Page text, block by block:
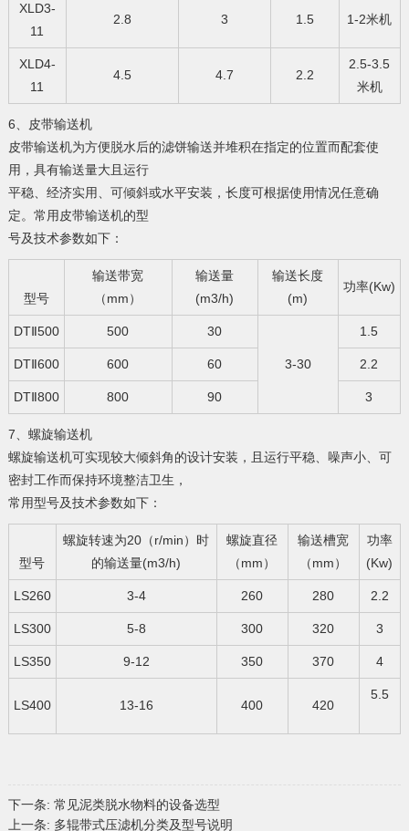
XLD3-
11
2.8 3 1.5 1-2米机
XLD4-
11
4.5 4.7 2.2
2.5-3.5
米机
6、皮带输送机
皮带输送机为方便脱水后的滤饼输送并堆积在指定的位置而配套使
用，具有输送量大且运行
平稳、经济实用、可倾斜或水平安装，长度可根据使用情况任意确
定。常用皮带输送机的型
号及技术参数如下：
型号
输送带宽
（mm）
输送量
(m3/h)
输送长度
(m)
功率(Kw)
DTⅡ500 500 30
3-30
1.5
DTⅡ600 600 60 2.2
DTⅡ800 800 90 3
7、螺旋输送机
螺旋输送机可实现较大倾斜角的设计安装，且运行平稳、噪声小、可
密封工作而保持环境整洁卫生，
常用型号及技术参数如下：
型号
螺旋转速为20（r/min）时
的输送量(m3/h)
螺旋直径
（mm）
输送槽宽
（mm）
功率
(Kw)
LS260 3-4 260 280 2.2
LS300 5-8 300 320 3
LS350 9-12 350 370 4
LS400 13-16 400 420
5.5
下一条: 常见泥类脱水物料的设备选型
上一条: 多辊带式压滤机分类及型号说明